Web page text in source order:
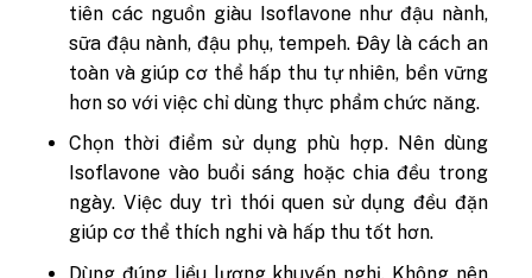
tiên các nguồn giàu Isoflavone như đậu nành,
sữa đậu nành, đậu phụ, tempeh. Đây là cách an
toàn và giúp cơ thể hấp thu tự nhiên, bền vững
hơn so với việc chỉ dùng thực phẩm chức năng.
Chọn thời điểm sử dụng phù hợp. Nên dùng
Isoflavone vào buổi sáng hoặc chia đều trong
ngày. Việc duy trì thói quen sử dụng đều đặn
giúp cơ thể thích nghi và hấp thu tốt hơn.